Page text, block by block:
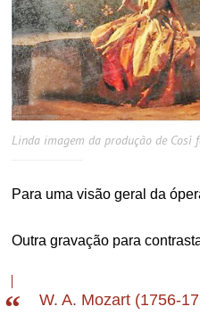
Linda imagem da produção de Così
Para uma visão geral da
Outra gravação para
W. A. Mozart (1756-